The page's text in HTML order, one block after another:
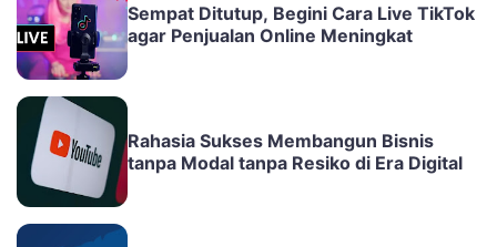
Sempat Ditutup, Begini Cara Live TikTok
agar Penjualan Online Meningkat
Rahasia Sukses Membangun Bisnis
tanpa Modal tanpa Resiko di Era Digital